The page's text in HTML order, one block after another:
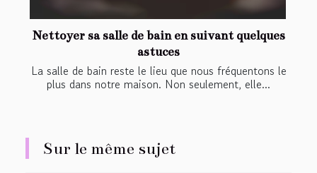
Nettoyer sa salle de bain en suivant quelques
astuces
La salle de bain reste le lieu que nous fréquentons le
plus dans notre maison. Non seulement, elle...
Sur le même sujet